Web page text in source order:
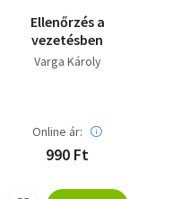
Ellenőrzés a
vezetésben
Varga Károly
Online ár:
990 Ft